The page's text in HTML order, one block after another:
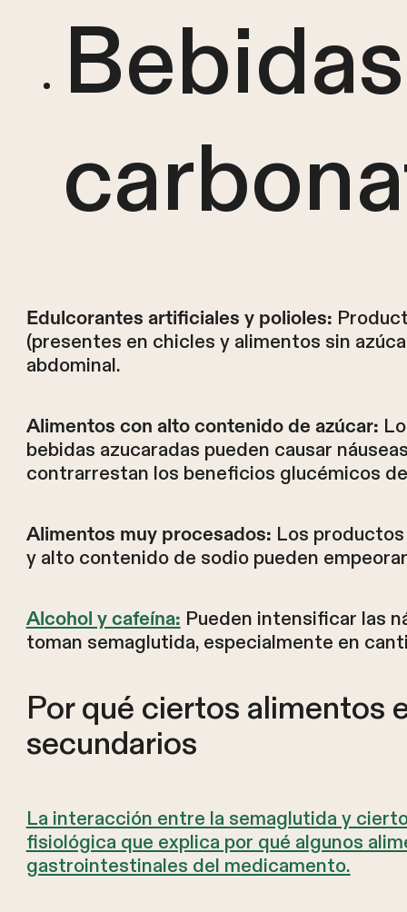
Bebidas
Edulcorantes artificiales y polioles:
(presentes en chicles y alimentos sin
abdominal.
Alimentos con alto contenido de azúcar:
bebidas azucaradas pueden causar
contrarrestan los beneficios glucémicos
Alimentos muy procesados: Los
y alto contenido de sodio pueden
Alcohol y cafeína: Pueden intensificar las
toman semaglutida, especialmente en
Por qué ciertos alimentos
secundarios
La interacción entre la semaglutida y
fisiológica que explica por qué algunos
gastrointestinales del medicamento.